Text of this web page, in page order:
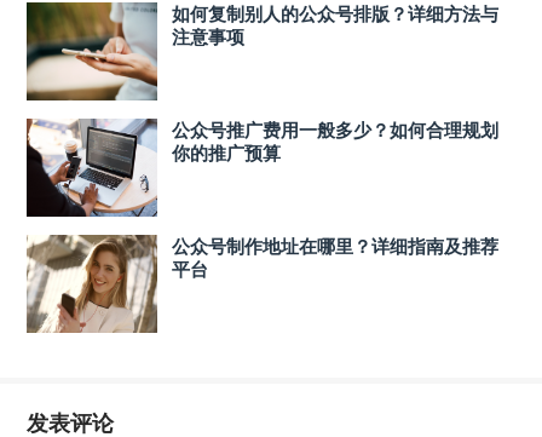
如何复制别人的公众号排版？详细方法与
注意事项
公众号推广费用一般多少？如何合理规划
你的推广预算
公众号制作地址在哪里？详细指南及推荐
平台
发表评论